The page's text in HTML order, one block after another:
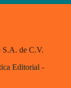
de C.V.
Editorial -